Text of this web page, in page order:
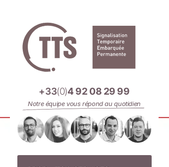
+33(0)4 92 08 29 99
Notre équipe vous répond au quotidien